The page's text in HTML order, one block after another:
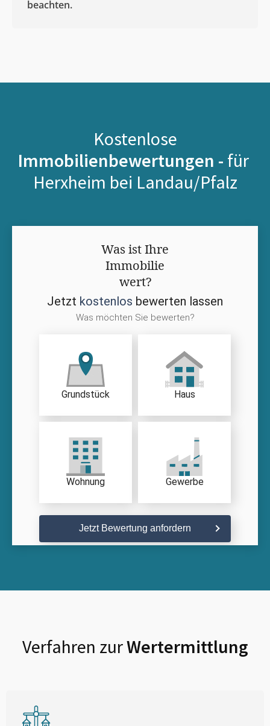
beachten.
Kostenlose
Immobilienbewertungen - für
Herxheim bei Landau/Pfalz
Was ist Ihre
Immobilie
wert?
Jetzt kostenlos bewerten lassen
Was möchten Sie bewerten?
Grundstück Haus
Wohnung Gewerbe
Jetzt Bewertung anfordern
Verfahren zurWertermittlung